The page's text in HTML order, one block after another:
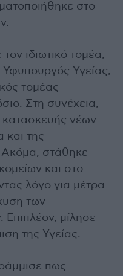
στο
τον ιδιωτικό τομέα,
Υφυπουργός Υγείας,
τομέας
Στη συνέχεια,
κατασκευής νέων
και της
Ακόμα, στάθηκε
και στο
λόγο για μέτρα
των
Επιπλέον, μίλησε
της Υγείας.
πως